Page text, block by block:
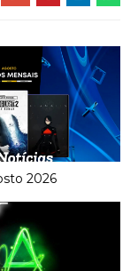
2026